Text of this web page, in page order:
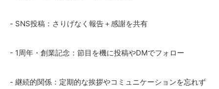
- SNS投稿：さりげなく報告＋感謝を共有
- 1周年・創業記念：節目を機に投稿やDMでフォロー
- 継続的関係：定期的な挨拶やコミュニケーションを忘れず